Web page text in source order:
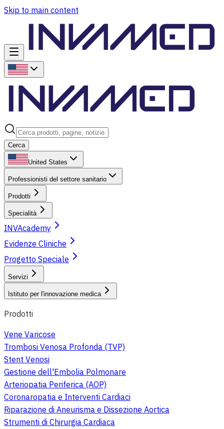
Skip to main content
Cerca
United States
Professionisti del settore sanitario
Prodotti
Specialità
INVAcademy
Evidenze Cliniche
Progetto Speciale
Servizi
Istituto per l'innovazione medica
Prodotti
Vene Varicose
Trombosi Venosa Profonda (TVP)
Stent Venosi
Gestione dell'Embolia Polmonare
Arteriopatia Periferica (AOP)
Coronaropatia e Interventi Cardiaci
Riparazione di Aneurisma e Dissezione Aortica
Strumenti di Chirurgia Cardiaca